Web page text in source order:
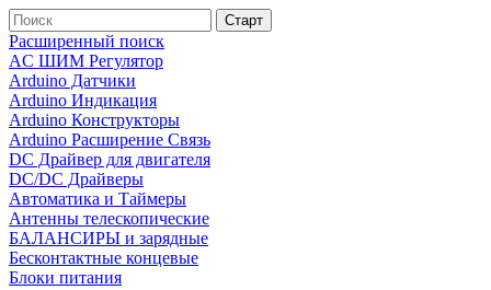
Расширенный поиск
AC ШИМ Регулятор
Arduino Датчики
Arduino Индикация
Arduino Конструкторы
Arduino Расширение Связь
DC Драйвер для двигателя
DC/DC Драйверы
Автоматика и Таймеры
Антенны телескопические
БАЛАНСИРЫ и зарядные
Бесконтактные концевые
Блоки питания